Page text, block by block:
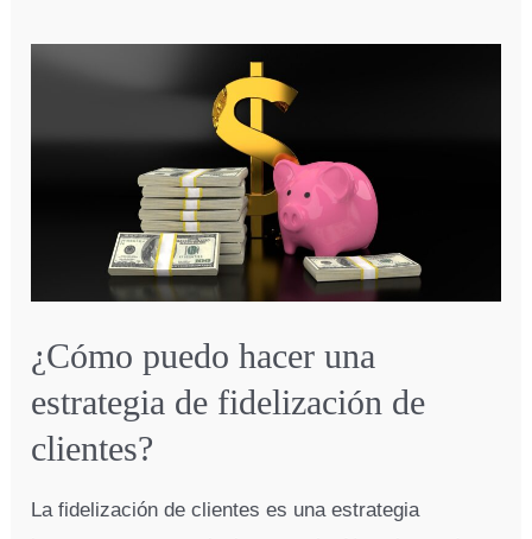
¿Cómo puedo hacer una
estrategia de fidelización de
clientes?
La fidelización de clientes es una estrategia